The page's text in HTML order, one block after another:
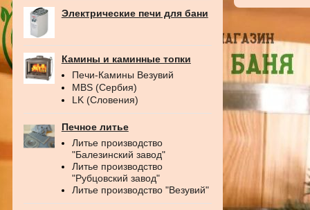
Электрические печи для бани
Камины и каминные топки
Печи-Камины Везувий
MBS (Сербия)
LK (Словения)
Печное литье
Литье производство
"Балезинский завод"
Литье производство
"Рубцовский завод"
Литье производство "Везувий"